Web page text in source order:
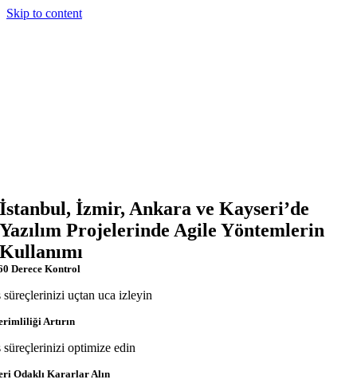
Skip to content
İstanbul, İzmir, Ankara ve Kayseri’de
Yazılım Projelerinde Agile Yöntemlerin
Kullanımı
Derece Kontrol
süreçlerinizi uçtan uca izleyin
Artırın
süreçlerinizi optimize edin
Odaklı Kararlar Alın